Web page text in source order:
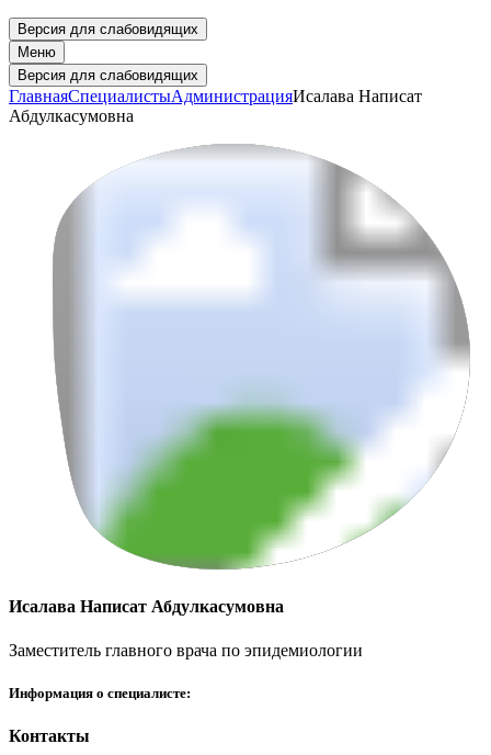
Версия для слабовидящих
Меню
Версия для слабовидящих
ГлавнаяСпециалистыАдминистрацияИсалава Написат
Абдулкасумовна
Исалава Написат Абдулкасумовна
Заместитель главного врача по эпидемиологии
Информация о специалисте:
Контакты